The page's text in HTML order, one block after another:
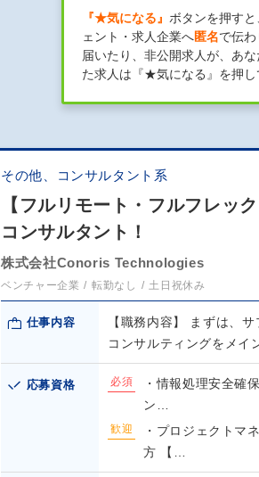
『★気になる』 ボタンを押す
ェント・求人企業へ匿名で伝
届いたり、非公開求人が、あ
た求人は『★気になる』を押し
その他、コンサルタント系
【フルリモート・フルフレッ
コンサルタント！
株式会社Conoris Technologies
ベンチャー企業 転勤なし 土日祝休み
仕事内容
【職務内容】 まずは、
コンサルティングをメイ
応募資格 必須
・情報処理安全確
ン…
歓迎
・プロジェクトマ
方 【…